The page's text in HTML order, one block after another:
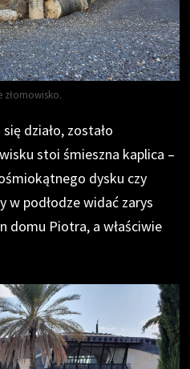
złomowisko.
działo, zostało
stoi śmieszna kaplica –
dysku czy
w podłodze widać zarys
domu Piotra, a właściwie